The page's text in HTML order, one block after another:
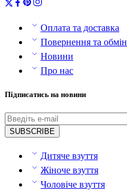
Оплата та доставка
Повернення та обмін
Новини
Про нас
Підписатись на новини
Дитяче взуття
Жіноче взуття
Чоловіче взуття